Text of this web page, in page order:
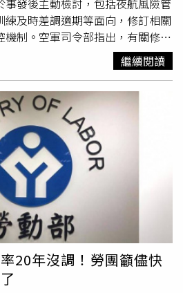
發後主動檢討，包括夜航風險管
及時差調適期等面向，修訂相關
制。空軍司令部指出，有關修護
情，屬行政管理缺失，已要求單位
示，本件飛安事件仍由專案小組調
育訓練、督檢修護品質及引進飛
飛安文化，亦持續敦促美方加速自
強化飛航安全。
繼續閱讀
20年沒調！勞團籲儘快